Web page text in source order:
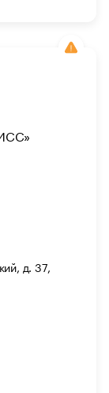
д. 37,